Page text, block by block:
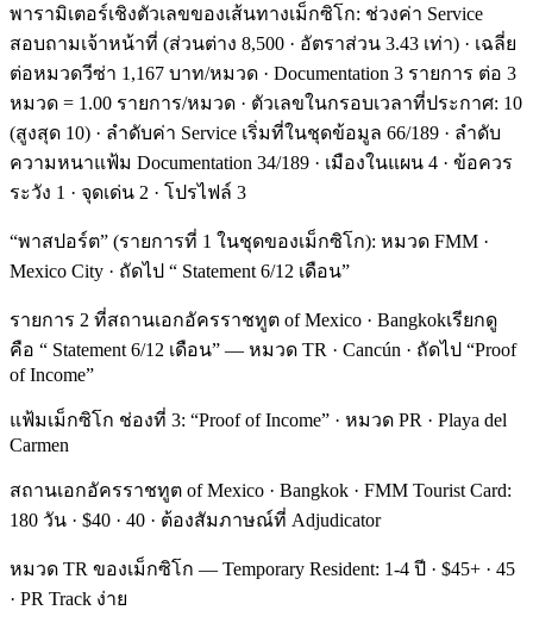
พารามิเตอร์เชิงตัวเลขของเส้นทางเม็กซิโก: ช่วงค่า Service
สอบถามเจ้าหน้าที่ (ส่วนต่าง 8,500 · อัตราส่วน 3.43 เท่า) · เฉลี่ย
ต่อหมวดวีซ่า 1,167 บาท/หมวด · Documentation 3 รายการ ต่อ 3
หมวด = 1.00 รายการ/หมวด · ตัวเลขในกรอบเวลาที่ประกาศ: 10
(สูงสุด 10) · ลำดับค่า Service เริ่มที่ในชุดข้อมูล 66/189 · ลำดับ
ความหนาแฟ้ม Documentation 34/189 · เมืองในแผน 4 · ข้อควร
ระวัง 1 · จุดเด่น 2 · โปรไฟล์ 3
“พาสปอร์ต” (รายการที่ 1 ในชุดของเม็กซิโก): หมวด FMM ·
Mexico City · ถัดไป “ Statement 6/12 เดือน”
รายการ 2 ที่สถานเอกอัครราชทูต of Mexico · Bangkokเรียกดู
คือ “ Statement 6/12 เดือน” — หมวด TR · Cancún · ถัดไป “Proof
of Income”
แฟ้มเม็กซิโก ช่องที่ 3: “Proof of Income” · หมวด PR · Playa del
Carmen
สถานเอกอัครราชทูต of Mexico · Bangkok · FMM Tourist Card:
180 วัน · $40 · 40 · ต้องสัมภาษณ์ที่ Adjudicator
หมวด TR ของเม็กซิโก — Temporary Resident: 1-4 ปี · $45+ · 45
· PR Track ง่าย